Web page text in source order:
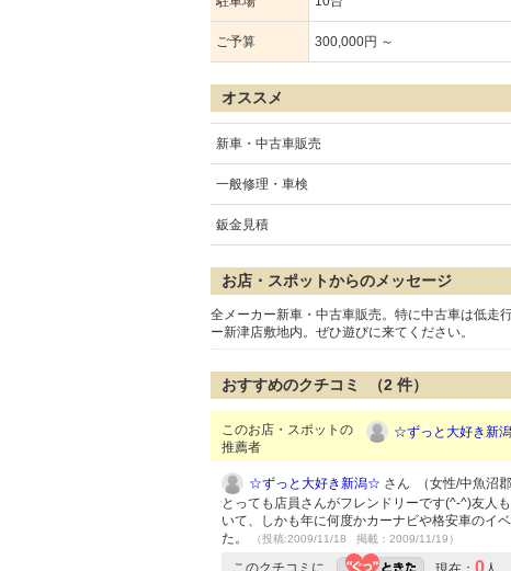
ご予算 300,000円 ～
オススメ
新車・中古車販売
一般修理・車検
鈑金見積
お店・スポットからのメッセージ
全メーカー新車・中古車販売。特に中古車は低走
ー新津店敷地内。ぜひ遊びに来てください。
おすすめのクチコミ （2 件）
このお店・スポットの
推薦者
☆ずっと大好き新
☆ずっと大好き新潟☆ さん （女性/中魚沼
とっても店員さんがフレンドリーです(^-^)友人
いて、しかも年に何度かカーナビや格安車のイ
た。
（投稿:2009/11/18 掲載：2009/11/19）
このクチコミに 0